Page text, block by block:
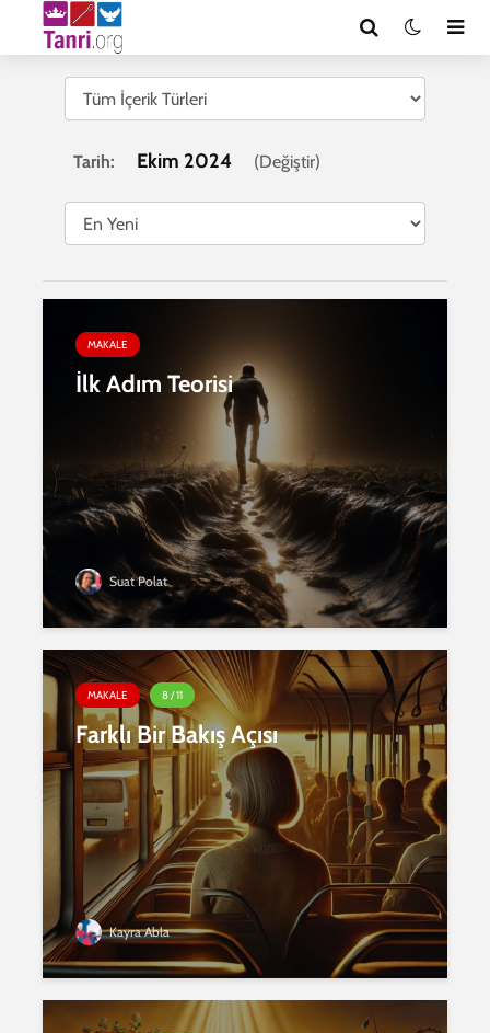
Tarih: Ekim 2024 (Değiştir)
MAKALE
İlk Adım Teorisi
Suat Polat
MAKALE 8 / 11
Farklı Bir Bakış Açısı
Kayra Abla